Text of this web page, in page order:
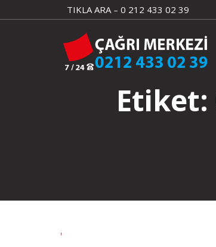
to
TIKLA ARA – 0 212 433 02 39
Etiket: